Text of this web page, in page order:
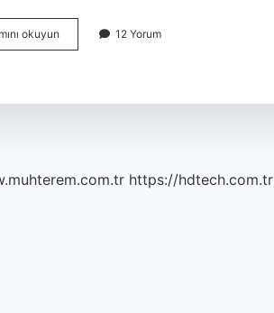
okuyun
Borani
12 Yorum
https://hdtech.com.tr